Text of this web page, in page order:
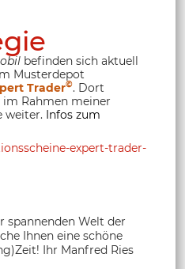
befinden sich aktuell
Musterdepot
Trader©. Dort
Rahmen meiner
weiter. Infos zum
expert-trader-
spannenden Welt der
Ihnen eine schöne
Ihr Manfred Ries